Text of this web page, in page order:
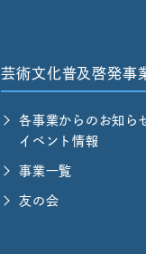
芸術文化普及啓発事
各事業からのお知ら
イベント情報
事業一覧
友の会